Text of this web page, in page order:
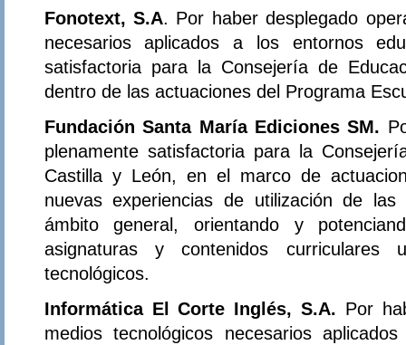
Fonotext, S.A. Por haber desplegado
necesarios aplicados a los entornos
satisfactoria para la Consejería de
dentro de las actuaciones del Programa
Fundación Santa María Ediciones SM.
plenamente satisfactoria para la
Castilla y León, en el marco de
nuevas experiencias de utilización de
ámbito general, orientando y
asignaturas y contenidos curriculares
tecnológicos.
Informática El Corte Inglés, S.A. Por
medios tecnológicos necesarios